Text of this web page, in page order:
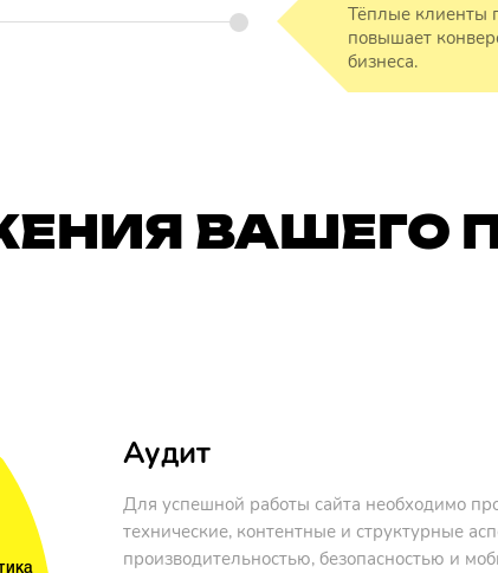
Тёплые клиенты
повышает
бизнеса.
ВАШЕГО
Аудит
Для успешной работы сайта необходимо
технические, контентные и структурные
производительностью, безопасностью и